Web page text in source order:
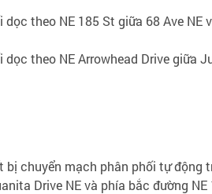
theo NE 185 St giữa 68 Ave NE
theo NE Arrowhead Drive giữa
bị chuyển mạch phân phối tự
Drive NE và phía bắc đường